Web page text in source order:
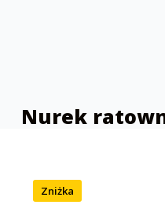
Nurek
Zniżka